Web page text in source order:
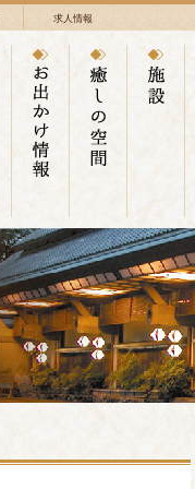
求人情報